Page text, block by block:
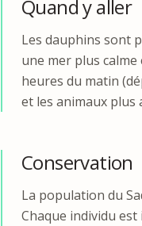
Quand y aller
Les dauphins sont
une mer plus
heures du matin
et les animaux plus
Conservation
La population du
Chaque individu